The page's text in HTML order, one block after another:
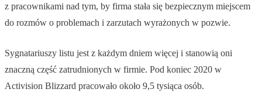
z pracownikami nad tym, by firma stała się bezpiecznym miejscem
do rozmów o problemach i zarzutach wyrażonych w pozwie.
Sygnatariuszy listu jest z każdym dniem więcej i stanowią oni
znaczną część zatrudnionych w firmie. Pod koniec 2020 w
Activision Blizzard pracowało około 9,5 tysiąca osób.